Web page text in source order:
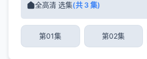
全高清 选集(共 3 集)
第01集 第02集